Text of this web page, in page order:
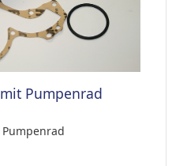
Pumpenrad